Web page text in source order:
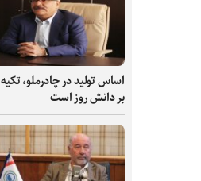
اساس تولید در چادرملو، تکیه
بر دانش‌ روز است